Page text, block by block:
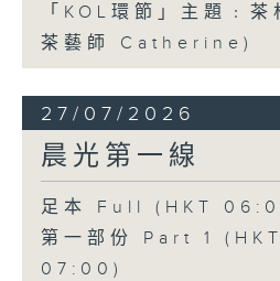
「KOL環節」主題﹕
茶藝師 Catherine)
27/07/2026
晨光第一線
足本 Full (HKT
第一部份 Part 1
07:00)